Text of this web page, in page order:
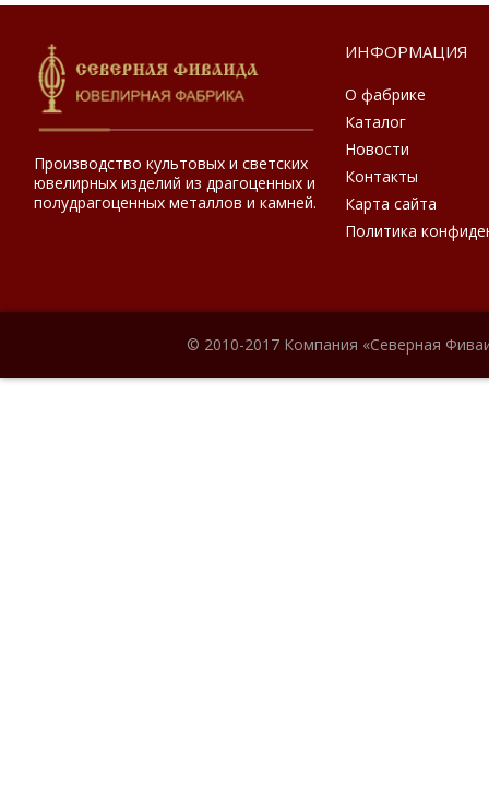
Производство культовых и светских
ювелирных изделий из драгоценных и
полудрагоценных металлов и камней.
ИНФОРМАЦИЯ
О фабрике
Каталог
Новости
Контакты
Карта сайта
Политика
© 2010-2017 Компания «Северная